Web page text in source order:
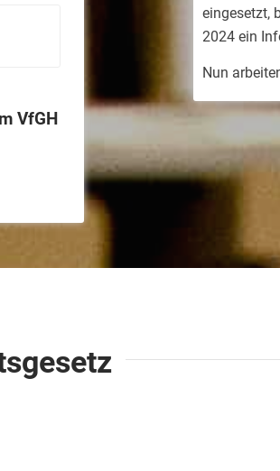
VfGH
eingesetzt,
2024 ein
Nun